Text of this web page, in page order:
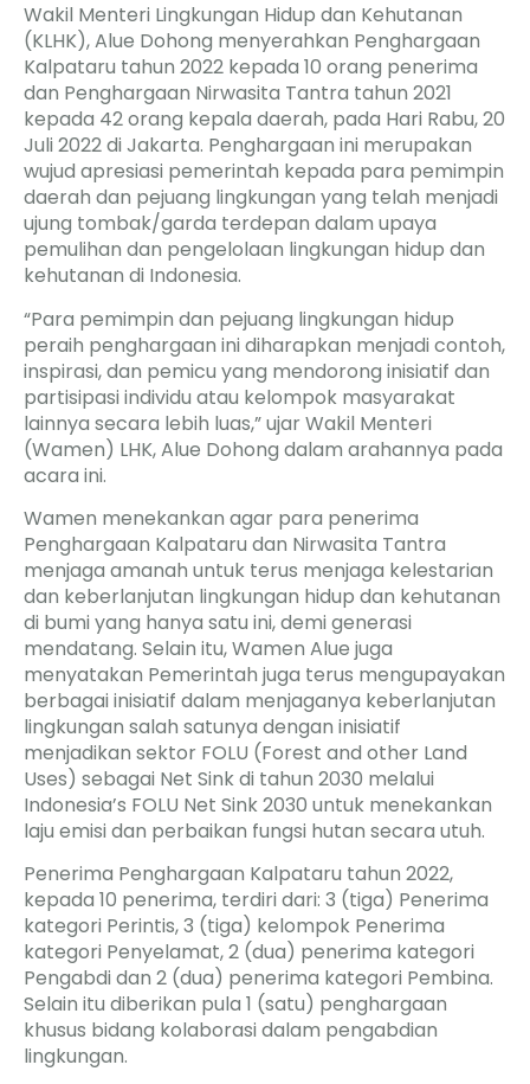
Wakil Menteri Lingkungan Hidup dan Kehutanan
(KLHK), Alue Dohong menyerahkan Penghargaan
Kalpataru tahun 2022 kepada 10 orang penerima
dan Penghargaan Nirwasita Tantra tahun 2021
kepada 42 orang kepala daerah, pada Hari Rabu, 20
Juli 2022 di Jakarta. Penghargaan ini merupakan
wujud apresiasi pemerintah kepada para pemimpin
daerah dan pejuang lingkungan yang telah menjadi
ujung tombak/garda terdepan dalam upaya
pemulihan dan pengelolaan lingkungan hidup dan
kehutanan di Indonesia.
“Para pemimpin dan pejuang lingkungan hidup
peraih penghargaan ini diharapkan menjadi contoh,
inspirasi, dan pemicu yang mendorong inisiatif dan
partisipasi individu atau kelompok masyarakat
lainnya secara lebih luas,” ujar Wakil Menteri
(Wamen) LHK, Alue Dohong dalam arahannya pada
acara ini.
Wamen menekankan agar para penerima
Penghargaan Kalpataru dan Nirwasita Tantra
menjaga amanah untuk terus menjaga kelestarian
dan keberlanjutan lingkungan hidup dan kehutanan
di bumi yang hanya satu ini, demi generasi
mendatang. Selain itu, Wamen Alue juga
menyatakan Pemerintah juga terus mengupayakan
berbagai inisiatif dalam menjaganya keberlanjutan
lingkungan salah satunya dengan inisiatif
menjadikan sektor FOLU (Forest and other Land
Uses) sebagai Net Sink di tahun 2030 melalui
Indonesia’s FOLU Net Sink 2030 untuk menekankan
laju emisi dan perbaikan fungsi hutan secara utuh.
Penerima Penghargaan Kalpataru tahun 2022,
kepada 10 penerima, terdiri dari: 3 (tiga) Penerima
kategori Perintis, 3 (tiga) kelompok Penerima
kategori Penyelamat, 2 (dua) penerima kategori
Pengabdi dan 2 (dua) penerima kategori Pembina.
Selain itu diberikan pula 1 (satu) penghargaan
khusus bidang kolaborasi dalam pengabdian
lingkungan.